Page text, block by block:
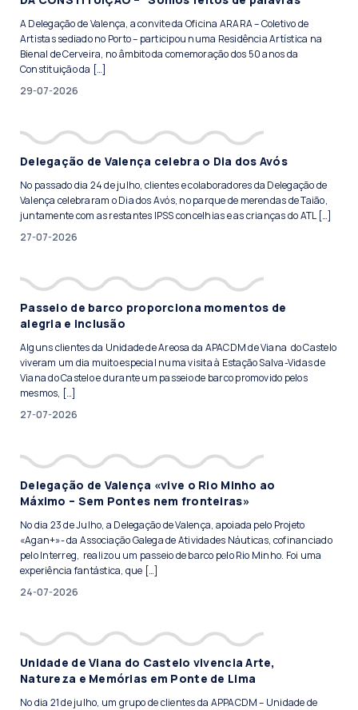
A Delegação de Valença, a convite da Oficina ARARA – Coletivo de
Artistas sediado no Porto – participou numa Residência Artística na
Bienal de Cerveira, no âmbito da comemoração dos 50 anos da
Constituição da […]
29-07-2026
Delegação de Valença celebra o Dia dos Avós
No passado dia 24 de julho, clientes e colaboradores da Delegação de
Valença celebraram o Dia dos Avós, no parque de merendas de Taião,
juntamente com as restantes IPSS concelhias e as crianças do ATL […]
27-07-2026
Passeio de barco proporciona momentos de
alegria e inclusão
Alguns clientes da Unidade de Areosa da APACDM de Viana do Castelo
viveram um dia muito especial numa visita à Estação Salva-Vidas de
Viana do Castelo e durante um passeio de barco promovido pelos
mesmos, […]
27-07-2026
Delegação de Valença «vive o Rio Minho ao
Máximo – Sem Pontes nem fronteiras»
No dia 23 de Julho, a Delegação de Valença, apoiada pelo Projeto
«Agan+»- da Associação Galega de Atividades Náuticas, cofinanciado
pelo Interreg, realizou um passeio de barco pelo Rio Minho. Foi uma
experiência fantástica, que […]
24-07-2026
Unidade de Viana do Castelo vivencia Arte,
Natureza e Memórias em Ponte de Lima
No dia 21 de julho, um grupo de clientes da APPACDM – Unidade de